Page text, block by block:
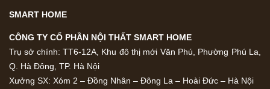
SMART HOME
CÔNG TY CỔ PHẦN NỘI THẤT SMART HOME
Trụ sở chính: TT6-12A, Khu đô thị mới Văn Phú, Phường Phú La,
Q. Hà Đông, TP. Hà Nội
Xưởng SX: Xóm 2 – Đồng Nhân – Đông La – Hoài Đức – Hà Nội